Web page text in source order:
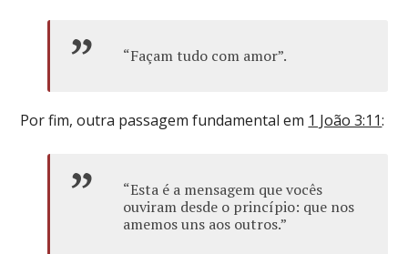
“Façam tudo com amor”.
Por fim, outra passagem fundamental em 1 João 3:11:
“Esta é a mensagem que vocês
ouviram desde o princípio: que nos
amemos uns aos outros.”